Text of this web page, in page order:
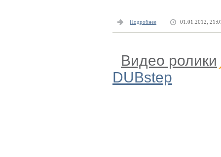
Подробнее 01.01.2012,
Видео ролики
DUBstep